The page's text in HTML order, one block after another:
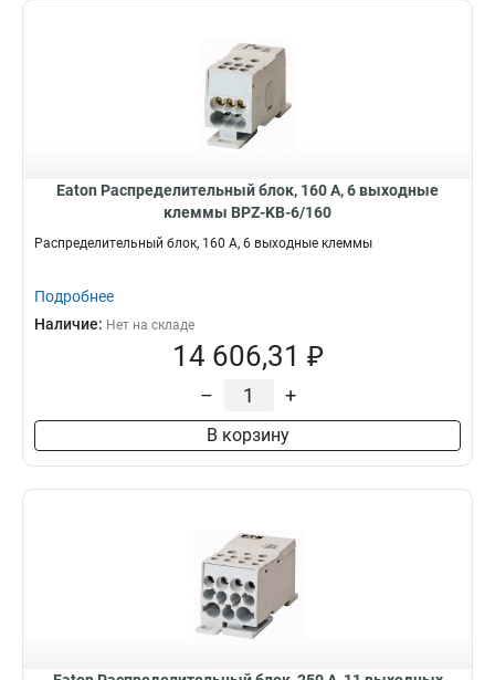
Eaton Распределительный блок, 160 А, 6 выходные
клеммы BPZ-KB-6/160
Распределительный блок, 160 А, 6 выходные клеммы
Подробнее
Наличие: Нет на складе
14 606,31 ₽
– +
В корзину